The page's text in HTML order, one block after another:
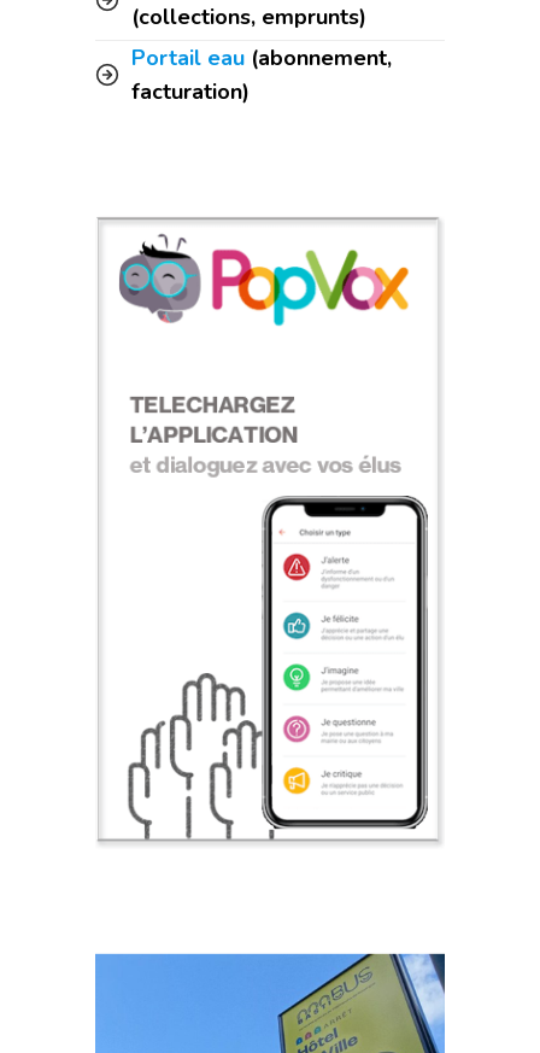
(collections, emprunts)
Portail eau (abonnement,
facturation)